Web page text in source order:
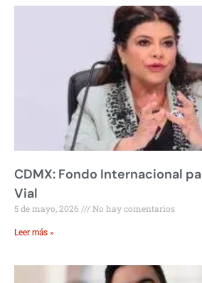
CDMX: Fondo Internacional
Vial
5 de mayo, 2026 No hay comentarios
Leer más »